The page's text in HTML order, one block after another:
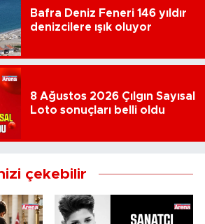
Bafra Deniz Feneri 146 yıldır
denizcilere ışık oluyor
8 Ağustos 2026 Çılgın Sayısal
Loto sonuçları belli oldu
çekebilir